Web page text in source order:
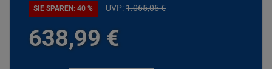
SIE SPAREN: 40 % UVP:1.065,05€
638,99 €